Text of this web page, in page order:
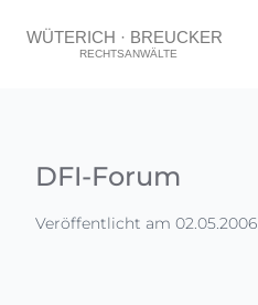
DFI-Forum
Veröffentlicht am 02.05.2006